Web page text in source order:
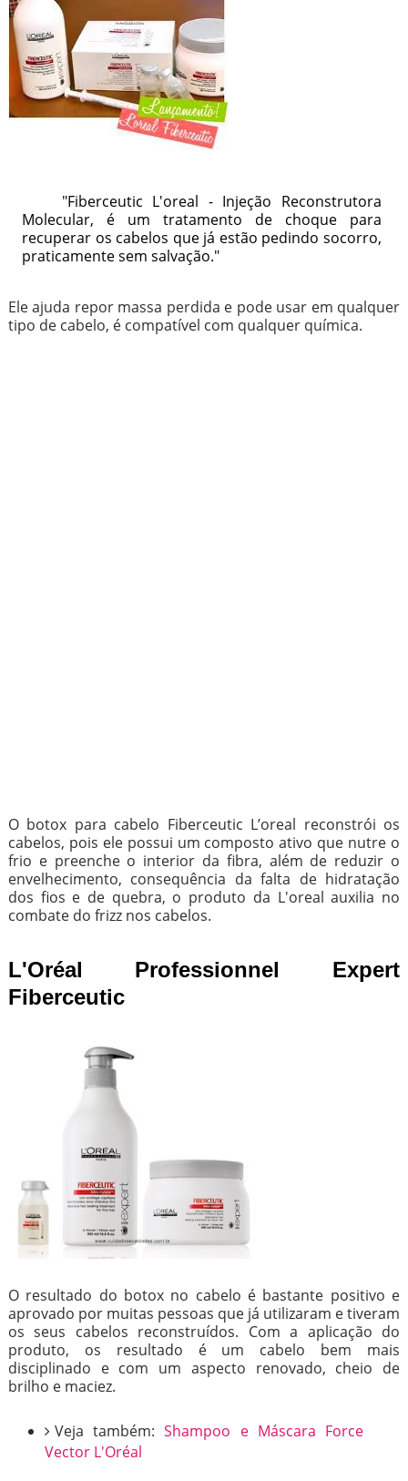
"Fiberceutic L'oreal - Injeção Reconstrutora
Molecular, é um tratamento de choque para
recuperar os cabelos que já estão pedindo socorro,
praticamente sem salvação."
Ele ajuda repor massa perdida e pode usar em qualquer
tipo de cabelo, é compatível com qualquer química.
O botox para cabelo Fiberceutic L’oreal reconstrói os
cabelos, pois ele possui um composto ativo que nutre o
frio e preenche o interior da fibra, além de reduzir o
envelhecimento, consequência da falta de hidratação
dos fios e de quebra, o produto da L'oreal auxilia no
combate do frizz nos cabelos.
L'Oréal Professionnel Expert
Fiberceutic
O resultado do botox no cabelo é bastante positivo e
aprovado por muitas pessoas que já utilizaram e tiveram
os seus cabelos reconstruídos. Com a aplicação do
produto, os resultado é um cabelo bem mais
disciplinado e com um aspecto renovado, cheio de
brilho e maciez.
Veja também:Shampoo e Máscara Force
Vector L'Oréal